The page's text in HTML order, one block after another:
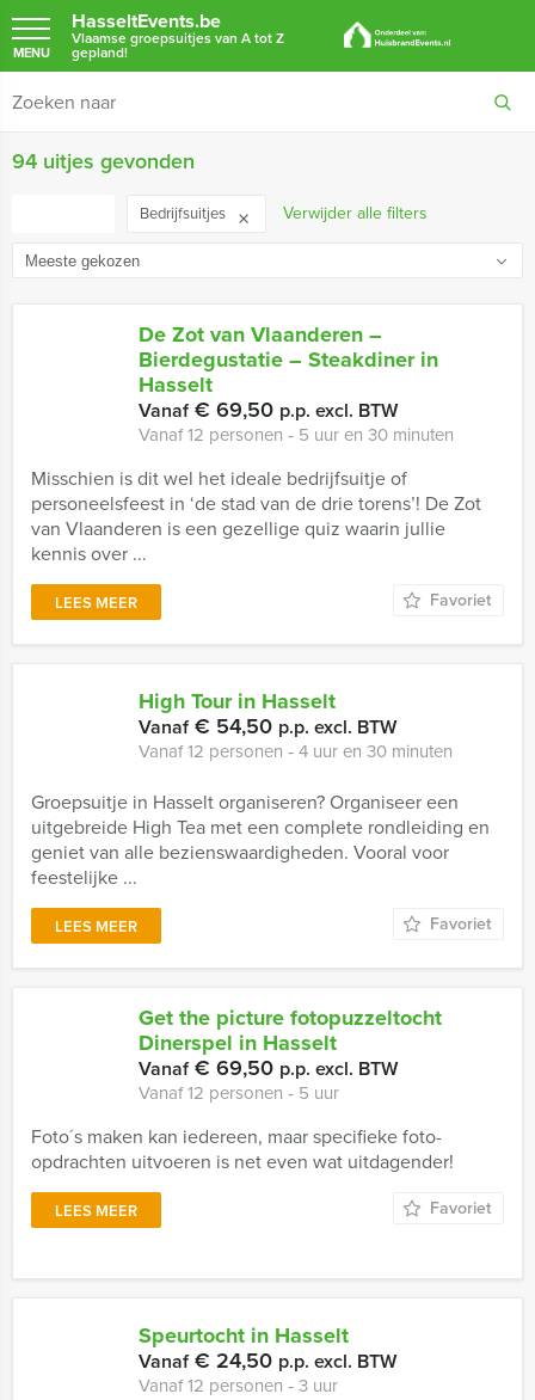
HasseltEvents.be
Vlaamse groepsuitjes van A tot Z
gepland!
MENU
94 uitjes gevonden
Bedrijfsuitjes Verwijder alle filters
De Zot van Vlaanderen –
Bierdegustatie – Steakdiner in
Hasselt
Vanaf€ 69,50 p.p. excl. BTW
Vanaf 12 personen ‐ 5 uur en 30 minuten
Misschien is dit wel het ideale bedrijfsuitje of
personeelsfeest in ‘de stad van de drie torens’! De Zot
van Vlaanderen is een gezellige quiz waarin jullie
kennis over ...
LEES MEER Favoriet
High Tour in Hasselt
Vanaf€ 54,50 p.p. excl. BTW
Vanaf 12 personen ‐ 4 uur en 30 minuten
Groepsuitje in Hasselt organiseren? Organiseer een
uitgebreide High Tea met een complete rondleiding en
geniet van alle bezienswaardigheden. Vooral voor
feestelijke ...
LEES MEER Favoriet
Get the picture fotopuzzeltocht
Dinerspel in Hasselt
Vanaf€ 69,50 p.p. excl. BTW
Vanaf 12 personen ‐ 5 uur
Foto´s maken kan iedereen, maar specifieke foto-
opdrachten uitvoeren is net even wat uitdagender!
LEES MEER Favoriet
Speurtocht in Hasselt
Vanaf€ 24,50 p.p. excl. BTW
Vanaf 12 personen ‐ 3 uur